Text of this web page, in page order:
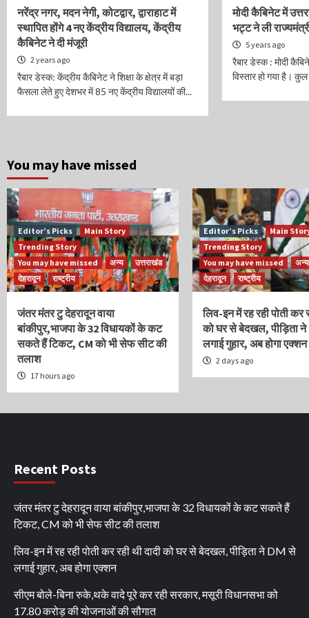
नरेंद्र नगर, मदन नेगी, कोटद्वार, द्वाराहाट में
स्थापित होंगे 4 नए केंद्रीय विद्यालय, केंद्रीय
कैबिनेट ने दी मंजूरी
2 years ago
रैबार डेस्क: केंद्रीय कैबिनेट ने शिक्षा के क्षेत्र में बड़ा
फैसला लेते हुए देशभर में 85 नए केंद्रीय विद्यालयों की...
मोदी कैबिनेट में
भट्ट ने ली
5 years ago
रैबार डेस्क : मोदी
विस्तार हो गया है।
You may have missed
Editor’s Picks
Main Story
Trending Story
You may have missed
अन्य
उत्तराखंड
देहरादून
राष्ट्रीय
जंतर मंतर टु देहरादून वाया
बांकीपुर,भाजपा के 32 विधायकों के कट
सकते हैं टिकट, CM को भी सेफ सीट की
तलाश
17 hours ago
Editor’s Picks
Main
Trending Story
You may have missed
अन्य
देहरादून
राष्ट्रीय
लिव-इन में रह रही पोती कर
को घर से बेदखल, पीड़िता
लगाई गुहार, अब होगा एक्शन
2 days ago
Recent Posts
जंतर मंतर टु देहरादून वाया बांकीपुर,भाजपा के 32 विधायकों के कट सकते हैं
टिकट, CM को भी सेफ सीट की तलाश
लिव-इन में रह रही पोती कर रही थी दादी को घर से बेदखल, पीड़िता ने DM से
लगाई गुहार, अब होगा एक्शन
सीएम बोले-बिना रुके,थके वादे पूरे कर रही सरकार, मसूरी विधानसभा को
17.80 करोड़ की योजनाओं की सौगात